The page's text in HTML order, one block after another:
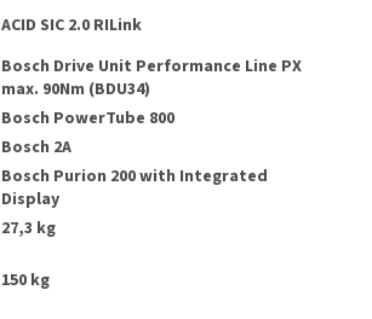
ACID SIC 2.0 RILink
Bosch Drive Unit Performance Line PX
max. 90Nm (BDU34)
Bosch PowerTube 800
Bosch 2A
Bosch Purion 200 with Integrated
Display
27,3 kg
150 kg